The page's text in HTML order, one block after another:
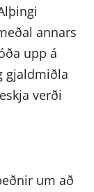
annars
upp á
gjaldmiðla
verði
um að